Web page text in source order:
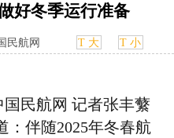
国际
行业
好冬季运行准备
民航网 T 大 T 小
国民航网 记者张丰蘩
：伴随2025年冬春航